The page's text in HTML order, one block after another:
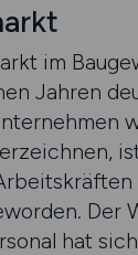
im
Jahren
Der
hat